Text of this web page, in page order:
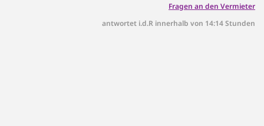
Fragen an den Vermieter
antwortet i.d.R innerhalb von 14:14 Stunden